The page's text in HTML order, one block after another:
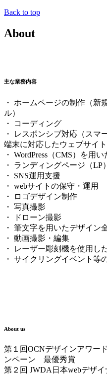
Back to top
About
主な業務内容
・ ホームページの制作（新
ル）
・ コーディング
・ レスポンシブ対応（スマ
端末に対応したウェブサイト
・ WordPress（CMS）を用
・ ランディングページ（LP
・ SNS運用支援
・ webサイトの保守・運用
・ ロゴデザイン制作
・ 写真撮影
・ ドローン撮影
・ 筆文字を用いたデザイン
・ 動画撮影・編集
・ レーザー彫刻機を使用し
・ サイクリングイベント等
About us
第１回OCNデザインアワー
ンペーン 最優秀賞
第２回 JWDA日本webデザ